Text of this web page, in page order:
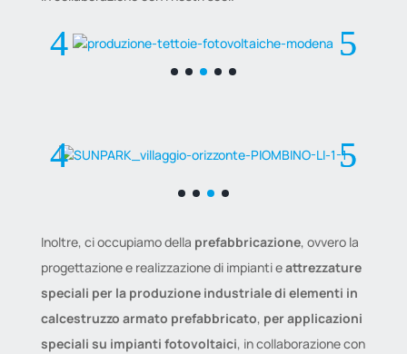
Inoltre, ci occupiamo della prefabbricazione, ovvero la
progettazione e realizzazione di impianti eattrezzature
speciali per la produzione industriale di elementi in
calcestruzzo armato prefabbricato, per applicazioni
speciali su impianti fotovoltaici, in collaborazione con